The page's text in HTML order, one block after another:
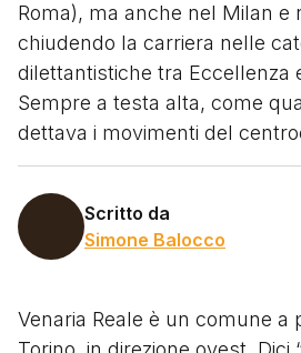
Roma), ma anche nel Milan e
chiudendo la carriera nelle
dilettantistiche tra Eccellenza
Sempre a testa alta, come
dettava i movimenti del
Scritto da
Simone Balocco
Venaria Reale è un comune a